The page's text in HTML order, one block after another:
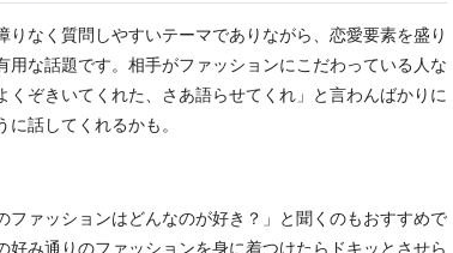
りなく質問しやすいテーマでありながら、恋愛要素を盛り
用な話題です。相手がファッションにこだわっている人な
くぞきいてくれた、さあ語らせてくれ」と言わんばかりに
に話してくれるかも。
ファッションはどんなのが好き？」と聞くのもおすすめで
好み通りのファッションを身に着つけたらドキッとさせら